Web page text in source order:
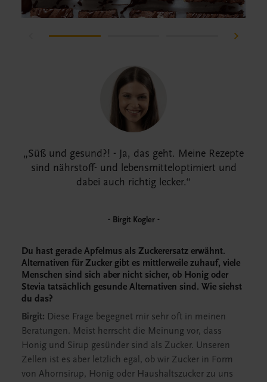
Süß und gesund?! - Ja, das geht. Meine Rezepte
sind nährstoff- und lebensmitteloptimiert und
dabei auch richtig lecker.
Birgit Kogler
Du hast gerade Apfelmus als Zuckerersatz erwähnt.
Alternativen für Zucker gibt es mittlerweile zuhauf, viele
Menschen sind sich aber nicht sicher, ob Honig oder
Stevia tatsächlich gesunde Alternativen sind. Wie siehst
du das?
Birgit: Diese Frage begegnet mir sehr oft in meinen
Beratungen. Meist herrscht die Meinung vor, dass
Honig und Sirup gesünder sind als Zucker. Unseren
Zellen ist es aber letzlich egal, ob wir Zucker in Form
von Ahornsirup, Honig oder Haushaltszucker zu uns